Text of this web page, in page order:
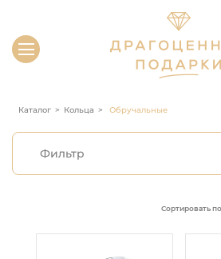
Каталог Кольца Обручальные
Фильтр
Сортировать